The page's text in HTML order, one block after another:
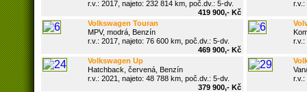
r.v.: 2017, najeto: 232 814 km, poč.dv.: 5-dv.
419 900,- Kč
r.v.:
Volkswagen Touran
MPV, modrá, Benzín
r.v.: 2017, najeto: 76 600 km, poč.dv.: 5-dv.
469 900,- Kč
r.v.:
Volkswagen Up
Hatchback, červená, Benzín
r.v.: 2021, najeto: 48 788 km, poč.dv.: 5-dv.
379 900,- Kč
r.v.: